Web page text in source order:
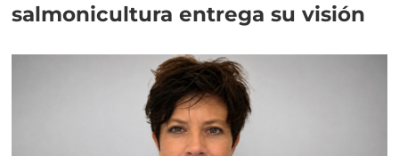
salmonicultura entrega su visión